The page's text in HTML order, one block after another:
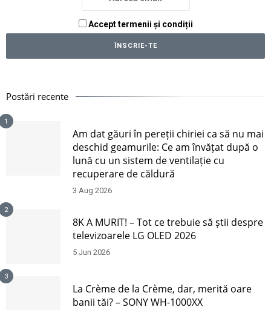
Accept termenii și condiții
Postări recente
1
Am dat găuri în pereții chiriei ca să nu mai
deschid geamurile: Ce am învățat după o
lună cu un sistem de ventilație cu
recuperare de căldură
3 Aug 2026
2
8K A MURIT! – Tot ce trebuie să știi despre
televizoarele LG OLED 2026
5 Jun 2026
3
La Crème de la Crème, dar, merită oare
banii tăi? – SONY WH-1000XX